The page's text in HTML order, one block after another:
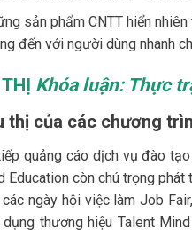
sản phẩm CNTT hiển
đến với người dùng nhanh
Khóa luận: Thực
thị của các chương
quảng cáo dịch vụ đào
Education còn chú trọng
ngày hội việc làm Job
thương hiệu Talent